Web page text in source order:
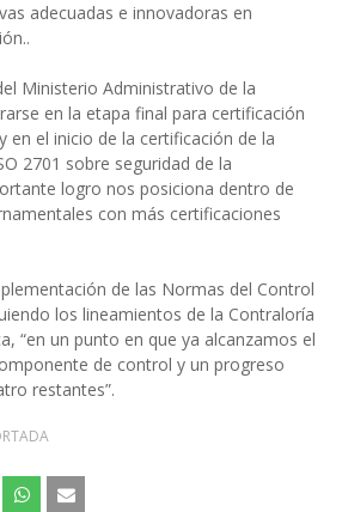
adecuadas e innovadoras en
Ministerio Administrativo de la
en la etapa final para certificación
en el inicio de la certificación de la
2701 sobre seguridad de la
logro nos posiciona dentro de
con más certificaciones
de las Normas del Control
los lineamientos de la Contraloría
“en un punto en que ya alcanzamos el
de control y un progreso
restantes”.